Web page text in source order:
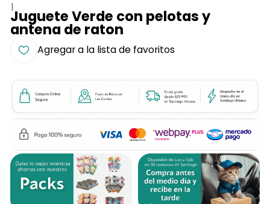
|
Juguete Verde con pelotas y
antena de raton
Agregar a la lista de favoritos